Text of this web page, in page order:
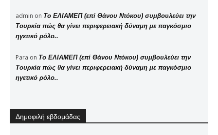
admin on Το ΕΛΙΑΜΕΠ (επί Θάνου Ντόκου) συμβουλεύει την
Τουρκία πώς θα γίνει περιφερειακή δύναμη με παγκόσμιο
ηγετικό ρόλο..
Para on Το ΕΛΙΑΜΕΠ (επί Θάνου Ντόκου) συμβουλεύει την
Τουρκία πώς θα γίνει περιφερειακή δύναμη με παγκόσμιο
ηγετικό ρόλο..
Δημοφιλή εβδομάδας